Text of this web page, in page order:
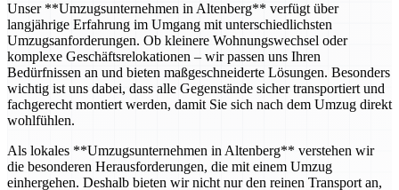
Unser **Umzugsunternehmen in Altenberg** verfügt über
langjährige Erfahrung im Umgang mit unterschiedlichsten
Umzugsanforderungen. Ob kleinere Wohnungswechsel oder
komplexe Geschäftsrelokationen – wir passen uns Ihren
Bedürfnissen an und bieten maßgeschneiderte Lösungen. Besonders
wichtig ist uns dabei, dass alle Gegenstände sicher transportiert und
fachgerecht montiert werden, damit Sie sich nach dem Umzug direkt
wohlfühlen.
Als lokales **Umzugsunternehmen in Altenberg** verstehen wir
die besonderen Herausforderungen, die mit einem Umzug
einhergehen. Deshalb bieten wir nicht nur den reinen Transport an,